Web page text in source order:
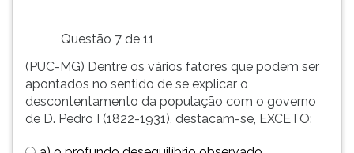
Questão 7 de 11
(PUC-MG) Dentre os vários fatores que podem ser
apontados no sentido de se explicar o
descontentamento da população com o governo
de D. Pedro I (1822-1931), destacam-se, EXCETO: